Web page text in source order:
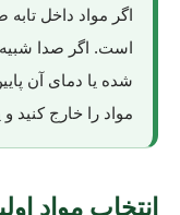
اگر مواد داخل
است. اگر صدا
شده یا دمای آن
مواد را خارج کنید
انتخاب مواد